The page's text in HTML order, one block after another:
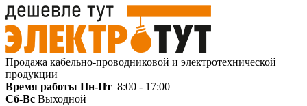
Продажа кабельно-проводниковой и электротехнической
продукции
Время работы Пн-Пт 8:00 - 17:00
Сб-Вс Выходной